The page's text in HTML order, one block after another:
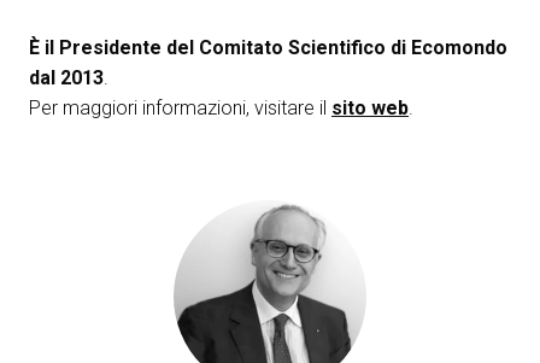
È il Presidente del Comitato Scientifico di Ecomondo
dal 2013.
Per maggiori informazioni, visitare il sito web.